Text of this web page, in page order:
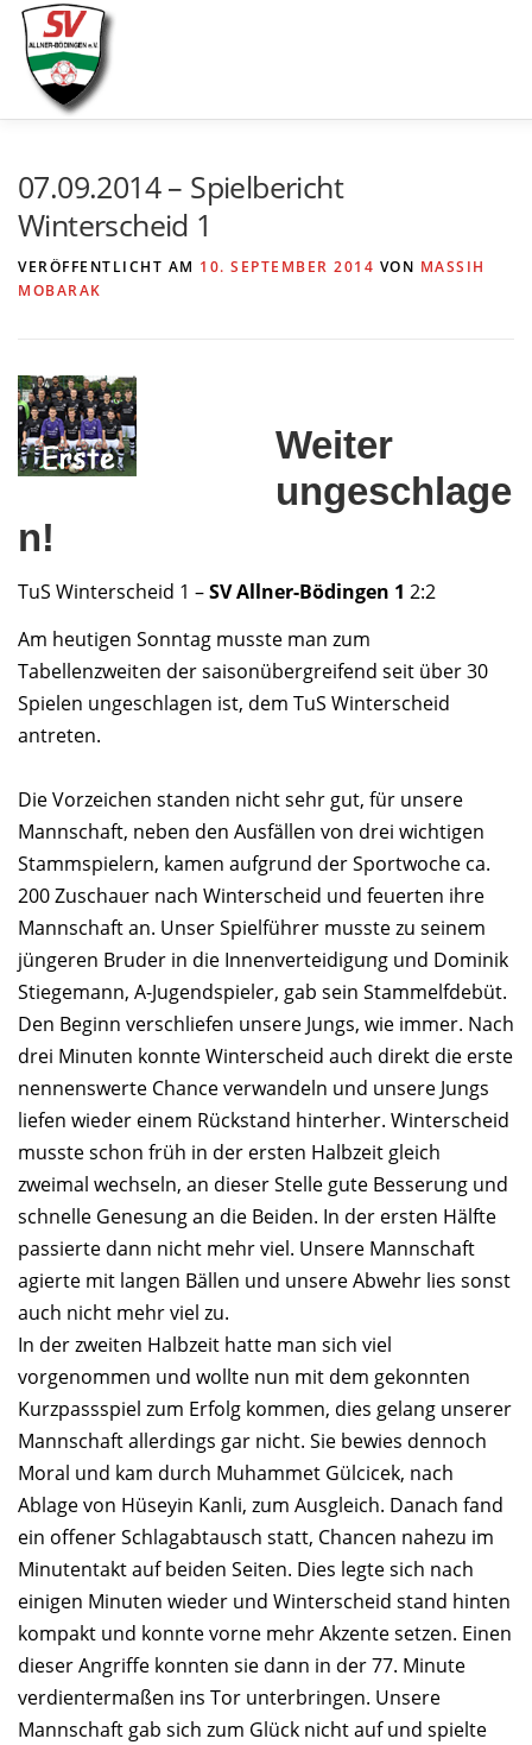
Zum
Inhalt
springen
07.09.2014 – Spielbericht
Winterscheid 1
VERÖFFENTLICHT AM 10. SEPTEMBER 2014 VON MASSIH
MOBARAK
Weiter
ungeschlage
n!
TuS Winterscheid 1 –SV Allner-Bödingen 1 2:2
Am heutigen Sonntag musste man zum
Tabellenzweiten der saisonübergreifend seit über 30
Spielen ungeschlagen ist, dem TuS Winterscheid
antreten.
Die Vorzeichen standen nicht sehr gut, für unsere
Mannschaft, neben den Ausfällen von drei wichtigen
Stammspielern, kamen aufgrund der Sportwoche ca.
200 Zuschauer nach Winterscheid und feuerten ihre
Mannschaft an. Unser Spielführer musste zu seinem
jüngeren Bruder in die Innenverteidigung und Dominik
Stiegemann, A-Jugendspieler, gab sein Stammelfdebüt.
Den Beginn verschliefen unsere Jungs, wie immer. Nach
drei Minuten konnte Winterscheid auch direkt die erste
nennenswerte Chance verwandeln und unsere Jungs
liefen wieder einem Rückstand hinterher. Winterscheid
musste schon früh in der ersten Halbzeit gleich
zweimal wechseln, an dieser Stelle gute Besserung und
schnelle Genesung an die Beiden. In der ersten Hälfte
passierte dann nicht mehr viel. Unsere Mannschaft
agierte mit langen Bällen und unsere Abwehr lies sonst
auch nicht mehr viel zu.
In der zweiten Halbzeit hatte man sich viel
vorgenommen und wollte nun mit dem gekonnten
Kurzpassspiel zum Erfolg kommen, dies gelang unserer
Mannschaft allerdings gar nicht. Sie bewies dennoch
Moral und kam durch Muhammet Gülcicek, nach
Ablage von Hüseyin Kanli, zum Ausgleich. Danach fand
ein offener Schlagabtausch statt, Chancen nahezu im
Minutentakt auf beiden Seiten. Dies legte sich nach
einigen Minuten wieder und Winterscheid stand hinten
kompakt und konnte vorne mehr Akzente setzen. Einen
dieser Angriffe konnten sie dann in der 77. Minute
verdientermaßen ins Tor unterbringen. Unsere
Mannschaft gab sich zum Glück nicht auf und spielte